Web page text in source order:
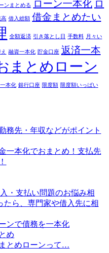
ンまとめる ローン一本化 ロ
高 借入総額 借金まとめたい
全額返済 引き落とし日 手数料 月々い
融資一本化 貯金口座 返済一本
まとめローン
本化 銀行口座 限度額 限度額いっぱい
務先・年収などがポイント
一本化でおまとめ！支払先
・支払い問題のお悩み相
たら、専門家や借入先に相
ンで債務を一本化
め
とめローンって…